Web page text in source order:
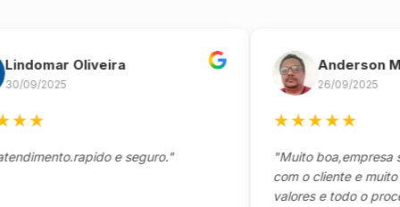
Oliveira
2025
★
e seguro."
Anderson
26/09/2025
★★★★
"Muito boa,empresa
com o cliente e muito
valores e todo o